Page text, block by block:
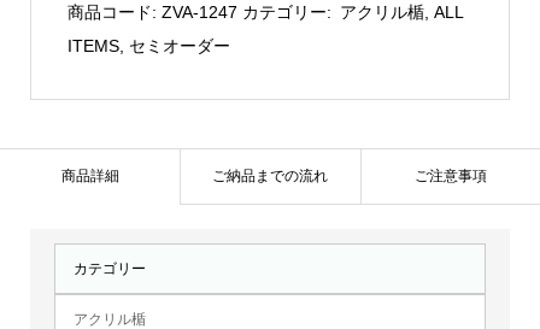
個
商品コード: ZVA-1247 カテゴリー: アクリル楯, ALL
ITEMS, セミオーダー
商品詳細 ご納品までの流れ ご注意事項
カテゴリー
アクリル楯